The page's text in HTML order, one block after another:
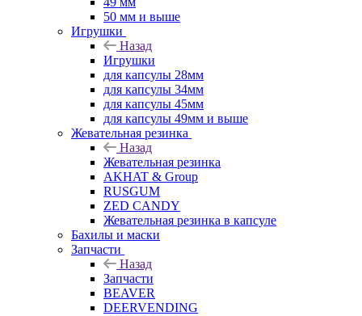
50 мм и выше
Игрушки
Назад
Игрушки
для капсулы 28мм
для капсулы 34мм
для капсулы 45мм
для капсулы 49мм и выше
Жевательная резинка
Назад
Жевательная резинка
AKHAT & Group
RUSGUM
ZED CANDY
Жевательная резинка в капсуле
Бахилы и маски
Запчасти
Назад
Запчасти
BEAVER
DEERVENDING